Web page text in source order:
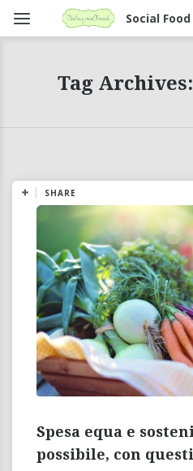
Social
Tag
SHARE
Spesa equa e
possibile, con